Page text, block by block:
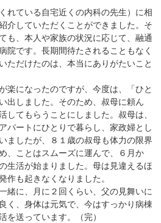
れている自宅近くの内科の先生）に相
介していただくことができました。そ
も、本人や家族の状況に応じて、融通
院です。長期間待たされることもなく
ただけたのは、本当にありがたいこと
楽になったのですが、今度は、「ひと
出しました。そのため、叔母に頼ん
してもらうことにしました。叔母は、
パートにひとりで暮らし、家政婦とし
ましたが、８１歳の叔母も体力の限界
、ことはスムーズに運んで、６月か
生活が始まりました。母は見違えるほ
作も起きなくなりました。
緒に、月に２回くらい、父の見舞いに
く、身体は元気で、今はすっかり病棟
を送っています。（完）